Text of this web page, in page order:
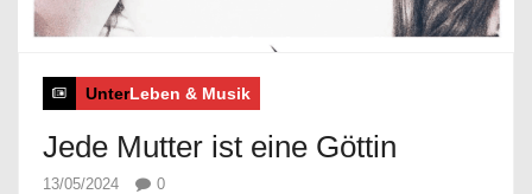
UnterLeben & Musik
Jede Mutter ist eine Göttin
13/05/2024 0